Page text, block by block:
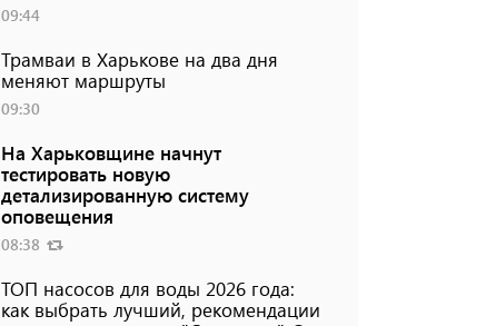
09:44
Трамваи в Харькове на два дня
меняют маршруты
09:30
На Харьковщине начнут
тестировать новую
детализированную систему
оповещения
08:38
ТОП насосов для воды 2026 года:
как выбрать лучший, рекомендации